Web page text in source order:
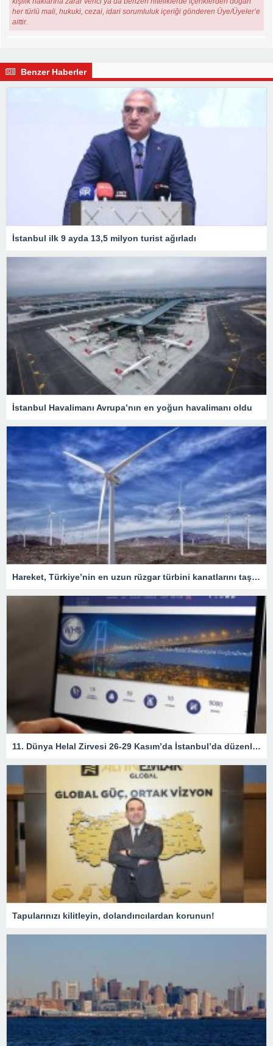
her türlü mali, hukuki, cezai, idari sorumluluk içeriği gönderen Üye/Üyeler’e
aittir.
Benzer Haberler
İstanbul ilk 9 ayda 13,5 milyon turist ağırladı
İstanbul Havalimanı Avrupa’nın en yoğun havalimanı oldu
Hareket, Türkiye’nin en uzun rüzgar türbini kanatlarını taşıdı
11. Dünya Helal Zirvesi 26-29 Kasım’da İstanbul’da düzenlenecek
Tapularınızı kilitleyin, dolandırıcılardan korunun!